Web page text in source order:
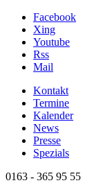
Facebook
Xing
Youtube
Rss
Mail
Kontakt
Termine
Kalender
News
Presse
Spezials
0163 - 365 95 55